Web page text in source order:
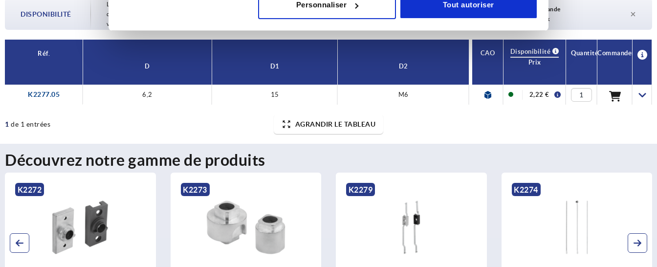
Personnaliser Tout autoriser
DISPONIBILITÉ
Les disponibilités sont mises à jour plusieurs fois par jour à intervalles réguliers. La date
d’expédition confirmée vous est communiquée à l’étape finale, avant la finalisation de
votre commande.
Délai de livraison sur demande
4-20 jours
Actuellement pas en stock
Réf.
D
D1 D2
CAO
Disponibilité
Prix
QuantitéCommander
K2277.05 6,2 15 M6 2,22 €
1 de 1 entrées AGRANDIR LE TABLEAU
Découvrez notre gamme de produits
K2272 K2273 K2279 K2274